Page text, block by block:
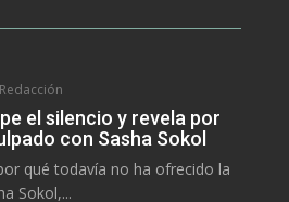
el silencio y revela por
con Sasha Sokol
qué todavía no ha ofrecido la
Sokol,...